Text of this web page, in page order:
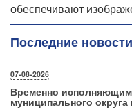
обеспечивают
Последние новости
07-08-2026
Временно
муниципального